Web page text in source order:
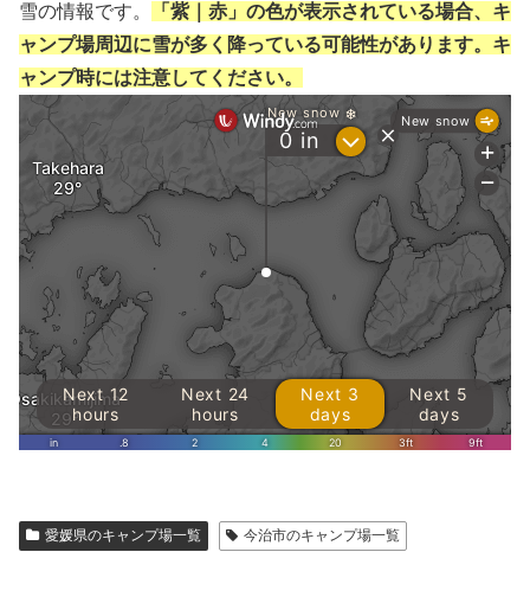
雪の情報です。
「紫｜赤」の色が表示されている場合、キ
ャンプ場周辺に雪が多く降っている可能性があります。キ
ャンプ時には注意してください。
愛媛県のキャンプ場一覧 今治市のキャンプ場一覧